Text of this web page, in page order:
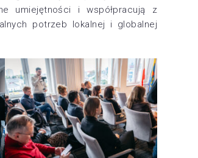
umiejętności i współpracują z
potrzeb lokalnej i globalnej